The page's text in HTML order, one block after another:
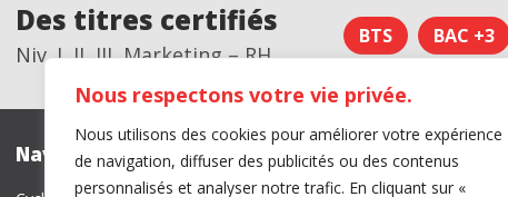
Nous respectons votre vie privée.
Nous utilisons des cookies pour améliorer votre expérience
de navigation, diffuser des publicités ou des contenus
personnalisés et analyser notre trafic. En cliquant sur «
Des titres certifiés
Niv. I, II, III, Marketing – RH
BTS BAC +3
Navigation Certifications